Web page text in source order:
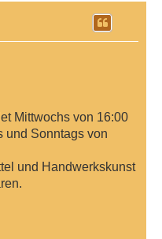
Mittwochs von 16:00
und Sonntags von
und Handwerkskunst